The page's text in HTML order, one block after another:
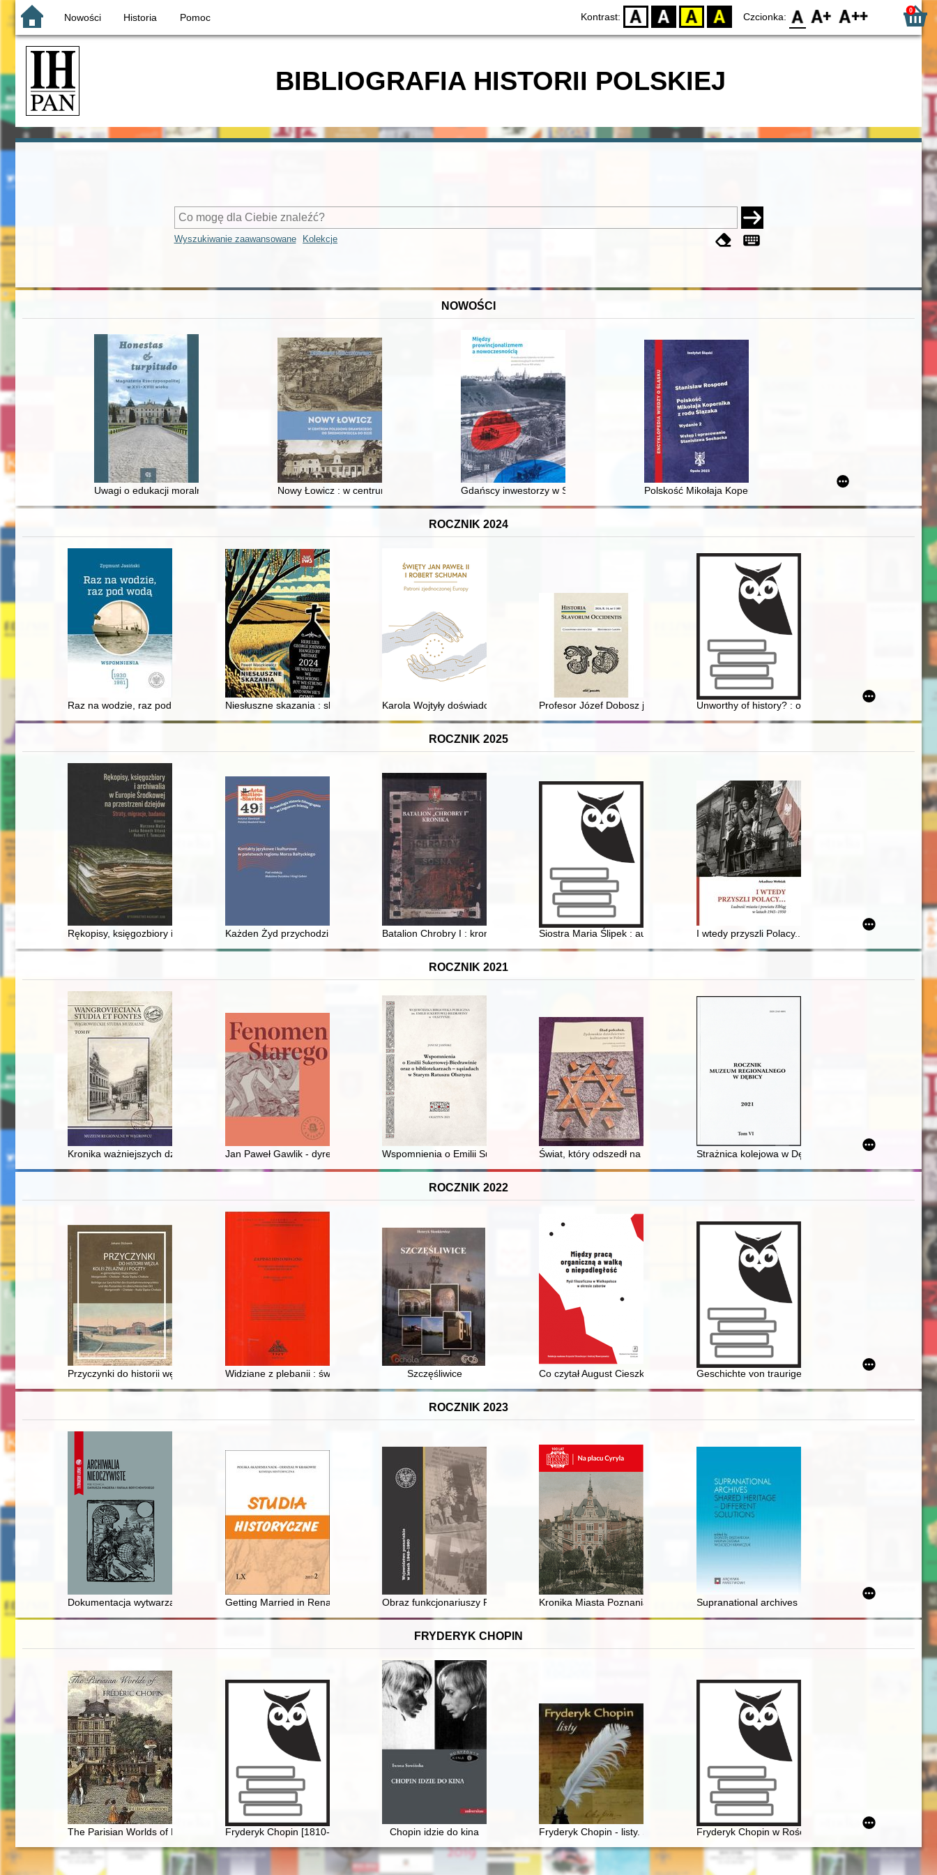
Nowości Historia Pomoc Kontrast: D BW YB BY Czcionka: F0 F1 F2 0
BIBLIOGRAFIA HISTORII POLSKIEJ
Wyszukiwanie zaawansowane Kolekcje
NOWOŚCI
Uwagi o edukacji moralnej synów szlacheckich w XVI-wiecznej Rzeczypospolitej
Nowy Łowicz : w centrum poligonu drawskiego od średniowiecza do dziśGdańscy inwestorzy w Sopocie : prestiż finansowy i towarzyski lokalnego mieszczaństwa w 2. poł. XIX w
Polskość Mikołaja Kopernika z rodu Ślązaka
ROCZNIK 2024
Raz na wodzie, raz pod wodą : wspomnienia : (1930-1961)Niesłuszne skazania : skala zjawiska i jego przyczyny w świetle wyników badań prowadzonych w Polsce i za granicą
Karola Wojtyły doświadczenie dialogu międzynarodowego i integracji europejskiej : wybrane idee i praktyka w okresie
Profesor Józef Dobosz jako organizator nauki, dydaktyk i popularyzator historii
Unworthy of history? : on the absence and
ROCZNIK 2025
Rękopisy, księgozbiory i archiwalia w Europie Środkowej na przestrzeni dziejów : straty, migracje, badania
Każden Żyd przychodzi już na świat łajdakiem" : o kwestii żydowskiej w niepublikowanej powieści "Żółte róże" Emmy Jeleńskiej-Dmochowskiej
Batalion Chrobry I : kronika : na podstawie powielaczowych kronik Batalionu, relacji uczestników i dokumentów archiwalnych
Siostra Maria Ślipek : autobiografia : to, co jeszcze pamiętamI wtedy przyszli Polacy... : ludność miasta i powiatu
ROCZNIK 2021
Kronika ważniejszych działań zrealizowanych przez Muzeum Regionalne w Wągrowcu
Jan Paweł Gawlik - dyrektor "złotej ery"Wspomnienia o Emilii Sukertowej-Biedrawinie oraz o bibliotekarzach - sąsiadach w Starym Ratuszu Olsztyna
Świat, który odszedł na kartach ksiąg pamięci wspólnot żydowskich i ich wykorzystanie
Strażnica kolejowa w Dębicy nad Wisłoką w austro-
ROCZNIK 2022
Przyczynki do historii węzła kolei żelaznej i poczty w górnośląskiej miejscowości Morgenroth - Chebzie - Ruda Śląska-Chebzie = Beiträge zur Geschichte des Eisenbahnknotenpunktes und des
Widziane z plebanii : świat i ludzie w diariuszach dwóch duchownych ewangelickich z Rzeczypospolitej przełomu XVII i XVIII wieku
Szczęśliwice Co czytał August Cieszkowski? : z rękopiśmiennych źródeł poznańskiej myśli
Geschichte von traurigen Orten Geschichte des
ROCZNIK 2023
Dokumentacja wytwarzana przez ludzi nauki : archiwalia nieoczywisteGetting Married in Renaissance England as Presented in the Conduct Literature for Women
Obraz funkcjonariuszy Powiatowego Urzędu Bezpieczeństwa Publicznego w Lesznie w 1945 r. na podstawie zachowanych
Kronika Miasta Poznania. 2023, [nr] 2,Supranational archives : a definition attempt
FRYDERYK CHOPIN
The Parisian Worlds of Frédéric ChopinFryderyk Chopin [1810-1949] wśród Polaków na obczyźnie
Chopin idzie do kina Fryderyk Chopin - listy. Skarbiec spuścizny epistolarnej w zbiorach polskich (wybór)
Fryderyk Chopin w Rościszewie